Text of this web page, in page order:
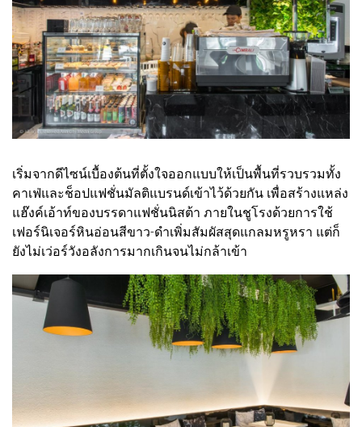
เริ่มจากดีไซน์เบื้องต้นที่ตั้งใจออกแบบให้เป็นพื้นที่รวบรวมทั้ง
คาเฟ่และช็อปแฟชั่นมัลติแบรนด์เข้าไว้ด้วยกัน เพื่อสร้างแหล่ง
แฮ๊งค์เอ้าท์ของบรรดาแฟชั่นนิสต้า ภายในชูโรงด้วยการใช้
เฟอร์นิเจอร์หินอ่อนสีขาว-ดำเพิ่มสัมผัสสุดแกลมหรูหรา แต่ก็
ยังไม่เว่อร์วังอลังการมากเกินจนไม่กล้าเข้า